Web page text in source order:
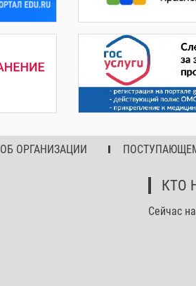
ОБ ОРГАНИЗАЦИИ
КТО
Сейчас